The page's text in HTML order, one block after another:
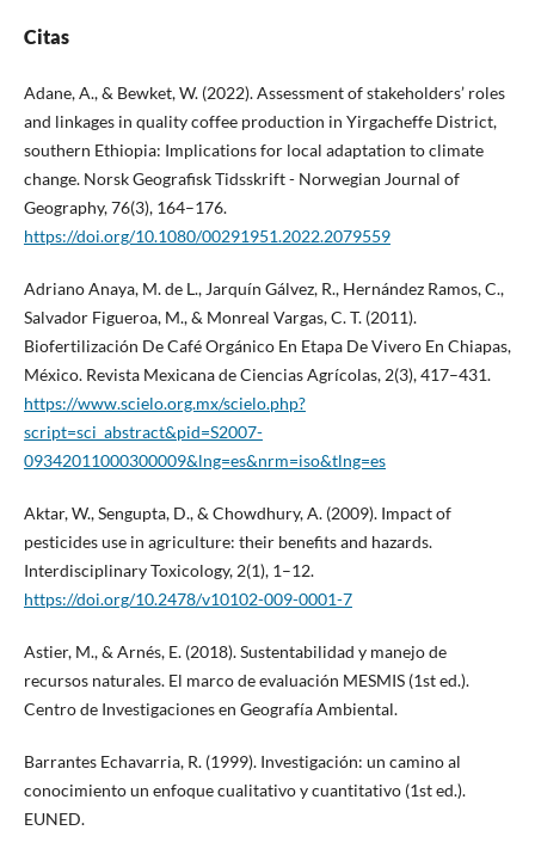
Citas
Adane, A., & Bewket, W. (2022). Assessment of stakeholders’ roles
and linkages in quality coffee production in Yirgacheffe District,
southern Ethiopia: Implications for local adaptation to climate
change. Norsk Geografisk Tidsskrift - Norwegian Journal of
Geography, 76(3), 164–176.
https://doi.org/10.1080/00291951.2022.2079559
Adriano Anaya, M. de L., Jarquín Gálvez, R., Hernández Ramos, C.,
Salvador Figueroa, M., & Monreal Vargas, C. T. (2011).
Biofertilización De Café Orgánico En Etapa De Vivero En Chiapas,
México. Revista Mexicana de Ciencias Agrícolas, 2(3), 417–431.
https://www.scielo.org.mx/scielo.php?
script=sci_abstract&pid=S2007-
09342011000300009&lng=es&nrm=iso&tlng=es
Aktar, W., Sengupta, D., & Chowdhury, A. (2009). Impact of
pesticides use in agriculture: their benefits and hazards.
Interdisciplinary Toxicology, 2(1), 1–12.
https://doi.org/10.2478/v10102-009-0001-7
Astier, M., & Arnés, E. (2018). Sustentabilidad y manejo de
recursos naturales. El marco de evaluación MESMIS (1st ed.).
Centro de Investigaciones en Geografía Ambiental.
Barrantes Echavarria, R. (1999). Investigación: un camino al
conocimiento un enfoque cualitativo y cuantitativo (1st ed.).
EUNED.